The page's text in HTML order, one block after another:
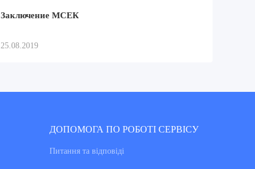
Заключение МСЕК
25.08.2019
ДОПОМОГА ПО РОБОТІ СЕРВІСУ
Питання та вiдповiдi